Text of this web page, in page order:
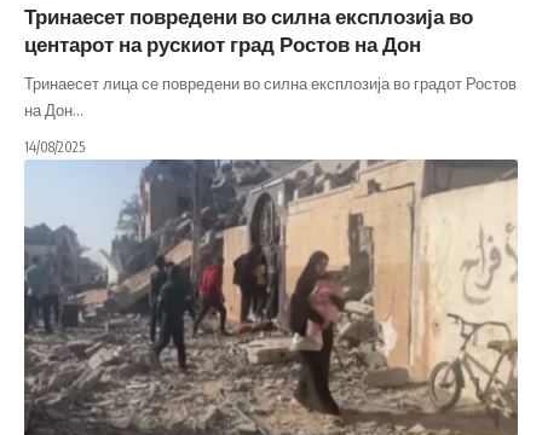
Тринаесет повредени во силна експлозија во
центарот на рускиот град Ростов на Дон
Тринаесет лица се повредени во силна експлозија во градот Ростов
на Дон…
14/08/2025